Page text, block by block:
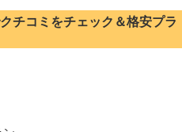
チコミをチェック＆格安プラ